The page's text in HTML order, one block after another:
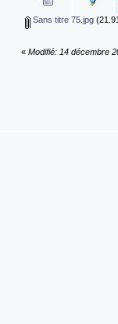
Sans titre 75.jpg
« Modifié: 14 décembre